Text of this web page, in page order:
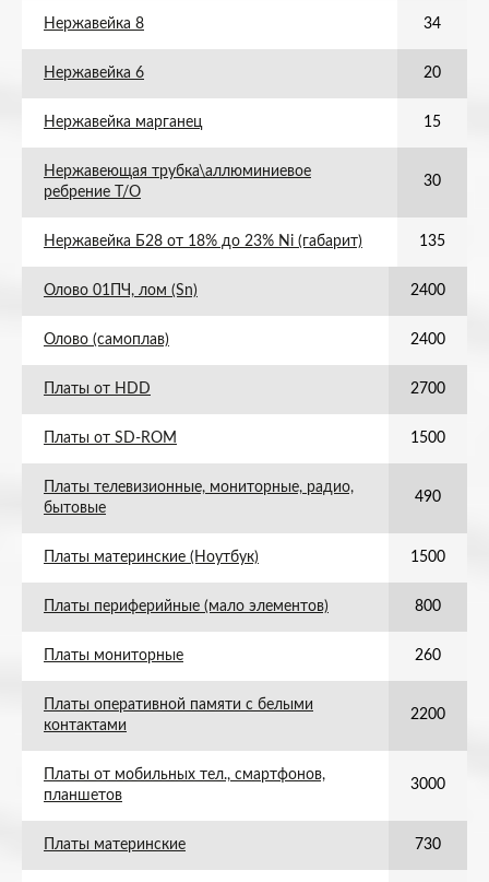
Нержавейка 8 34
Нержавейка 6 20
Нержавейка марганец 15
Нержавеющая трубка\аллюминиевое
ребрение Т/О
30
Нержавейка Б28 от 18% до 23% Ni (габарит) 135
Олово 01ПЧ, лом (Sn) 2400
Олово (самоплав) 2400
Платы от HDD 2700
Платы от SD-ROM 1500
Платы телевизионные, мониторные, радио,
бытовые
490
Платы материнские (Ноутбук) 1500
Платы периферийные (мало элементов) 800
Платы мониторные 260
Платы оперативной памяти с белыми
контактами
2200
Платы от мобильных тел., смартфонов,
планшетов
3000
Платы материнские 730